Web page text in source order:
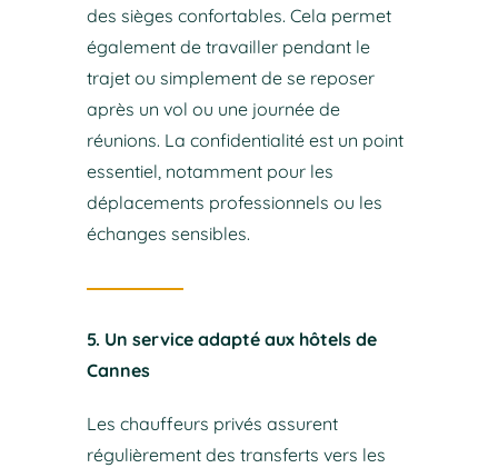
des sièges confortables. Cela permet
également de travailler pendant le
trajet ou simplement de se reposer
après un vol ou une journée de
réunions. La confidentialité est un point
essentiel, notamment pour les
déplacements professionnels ou les
échanges sensibles.
5. Un service adapté aux hôtels de
Cannes
Les chauffeurs privés assurent
régulièrement des transferts vers les